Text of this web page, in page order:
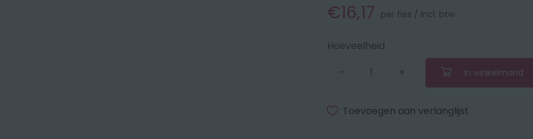
€16,17 per fles / incl. btw
Hoeveelheid
-Verminder
met
+Vermeerder
1
In winkelmand
Toevoegen aan verlanglijst